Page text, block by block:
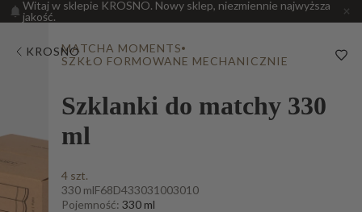
Witaj w sklepie KROSNO. Nowy sklep, niezmiennie najwyższa
jakość.
KROSNOMATCHA MOMENTS
SZKŁO FORMOWANE MECHANICZNIE
Szklanki do matchy 330
ml
4 szt.
330 mlF68D433031003010
Pojemność: 330 ml